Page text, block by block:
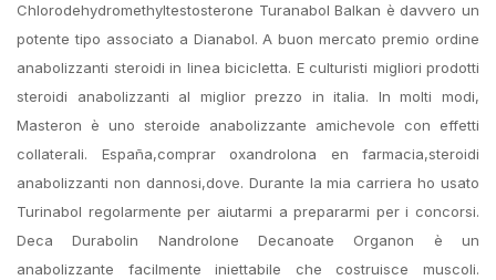
Chlorodehydromethyltestosterone Turanabol Balkan è davvero un
potente tipo associato a Dianabol. A buon mercato premio ordine
anabolizzanti steroidi in linea bicicletta. E culturisti migliori prodotti
steroidi anabolizzanti al miglior prezzo in italia. In molti modi,
Masteron è uno steroide anabolizzante amichevole con effetti
collaterali. España,comprar oxandrolona en farmacia,steroidi
anabolizzanti non dannosi,dove. Durante la mia carriera ho usato
Turinabol regolarmente per aiutarmi a prepararmi per i concorsi.
Deca Durabolin Nandrolone Decanoate Organon è un
anabolizzante facilmente iniettabile che costruisce muscoli.